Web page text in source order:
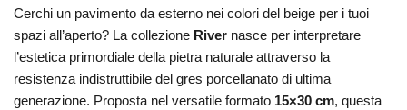
Cerchi un pavimento da esterno nei colori del beige per i tuoi
spazi all’aperto? La collezione River nasce per interpretare
l’estetica primordiale della pietra naturale attraverso la
resistenza indistruttibile del gres porcellanato di ultima
generazione. Proposta nel versatile formato 15×30 cm, questa